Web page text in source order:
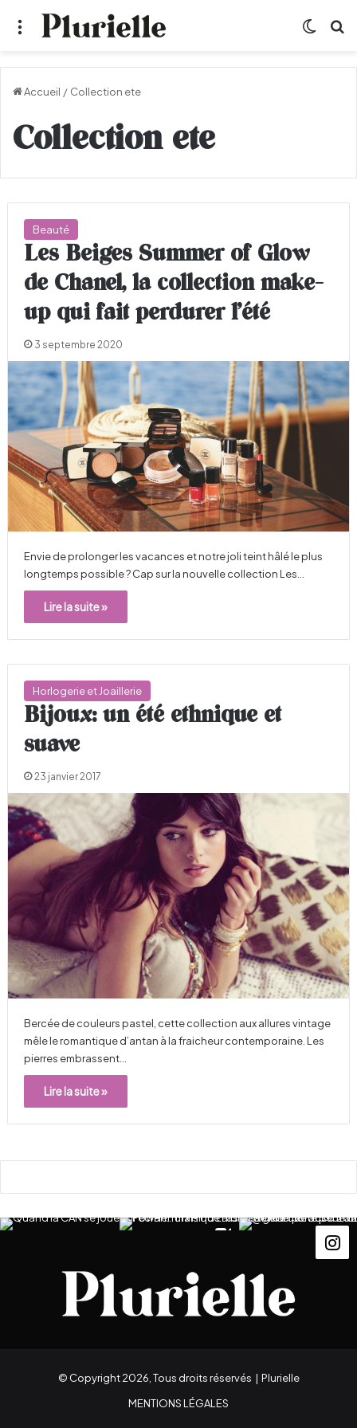
Menu
Accueil / Collection ete
Collection ete
Beauté
Les Beiges Summer of Glow
de Chanel, la collection make-
up qui fait perdurer l’été
3 septembre 2020
Envie de prolonger les vacances et notre joli teint hâlé le plus
longtemps possible ? Cap sur la nouvelle collection Les…
Lire la suite »
Horlogerie et Joaillerie
Bijoux: un été ethnique et
suave
23 janvier 2017
Bercée de couleurs pastel, cette collection aux allures vintage
mêle le romantique d’antan à la fraicheur contemporaine. Les
pierres embrassent…
Lire la suite »
© Copyright 2026, Tous droits réservés | Plurielle
MENTIONS LÉGALES